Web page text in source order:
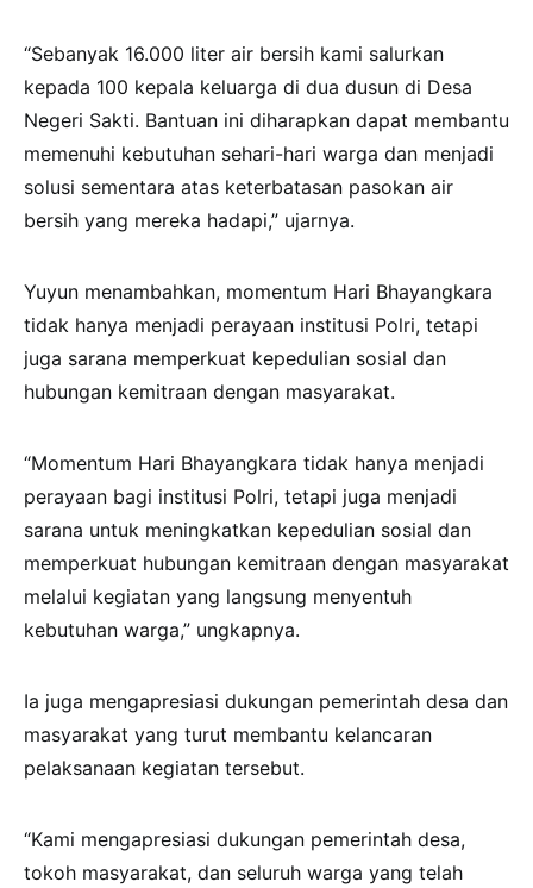
“Sebanyak 16.000 liter air bersih kami salurkan
kepada 100 kepala keluarga di dua dusun di Desa
Negeri Sakti. Bantuan ini diharapkan dapat membantu
memenuhi kebutuhan sehari-hari warga dan menjadi
solusi sementara atas keterbatasan pasokan air
bersih yang mereka hadapi,” ujarnya.
Yuyun menambahkan, momentum Hari Bhayangkara
tidak hanya menjadi perayaan institusi Polri, tetapi
juga sarana memperkuat kepedulian sosial dan
hubungan kemitraan dengan masyarakat.
“Momentum Hari Bhayangkara tidak hanya menjadi
perayaan bagi institusi Polri, tetapi juga menjadi
sarana untuk meningkatkan kepedulian sosial dan
memperkuat hubungan kemitraan dengan masyarakat
melalui kegiatan yang langsung menyentuh
kebutuhan warga,” ungkapnya.
Ia juga mengapresiasi dukungan pemerintah desa dan
masyarakat yang turut membantu kelancaran
pelaksanaan kegiatan tersebut.
“Kami mengapresiasi dukungan pemerintah desa,
tokoh masyarakat, dan seluruh warga yang telah